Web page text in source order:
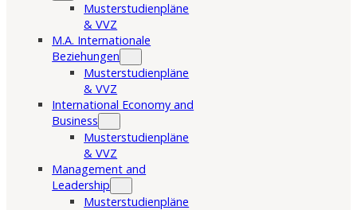
Musterstudienpläne
& VVZ
M.A. Internationale
Beziehungen
Musterstudienpläne
& VVZ
International Economy and
Business
Musterstudienpläne
& VVZ
Management and
Leadership
Musterstudienpläne